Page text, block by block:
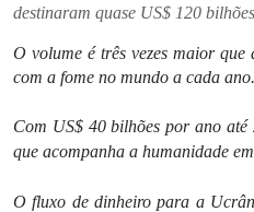
destinaram quase US$ 120
O volume é três vezes maior
com a fome no mundo a cada ano.
Com US$ 40 bilhões por ano
que acompanha a humanidade
O fluxo de dinheiro para a